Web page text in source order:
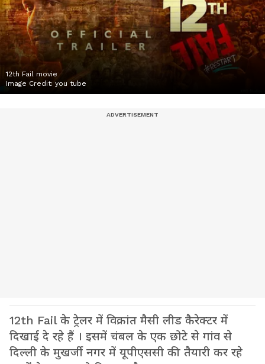
12th Fail movie
Image Credit: you tube
12th Fail के ट्रेलर में विक्रांत मैसी लीड कैरेक्टर में
दिखाई दे रहे हैं । इसमें चंबल के एक छोटे से गांव से
दिल्ली के मुखर्जी नगर में यूपीएससी की तैयारी कर रहे